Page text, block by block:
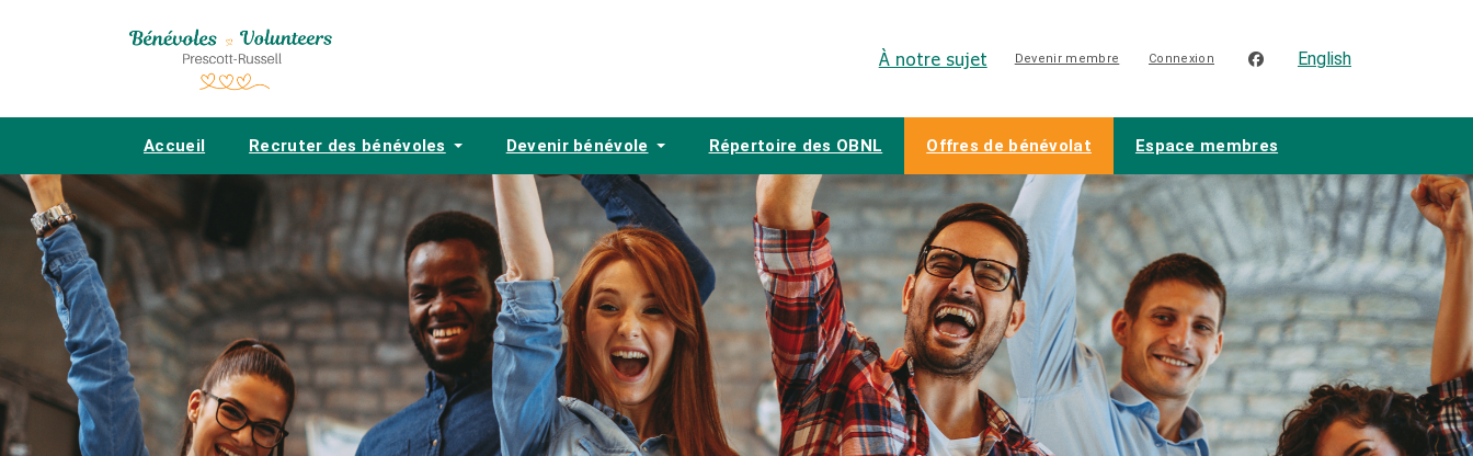
À notre sujet Devenir membre Connexion facebookEnglish
Accueil Recruter des bénévoles Devenir bénévole Répertoire des OBNL Offres de bénévolat Espace membres